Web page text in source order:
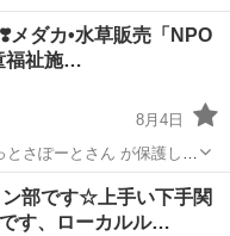
ダカ•水草販売「NPO
福祉施…
8月4日
とさぽーとさん が保護し
他 メダカ
部です☆上手い下手関
す、ローカルル…